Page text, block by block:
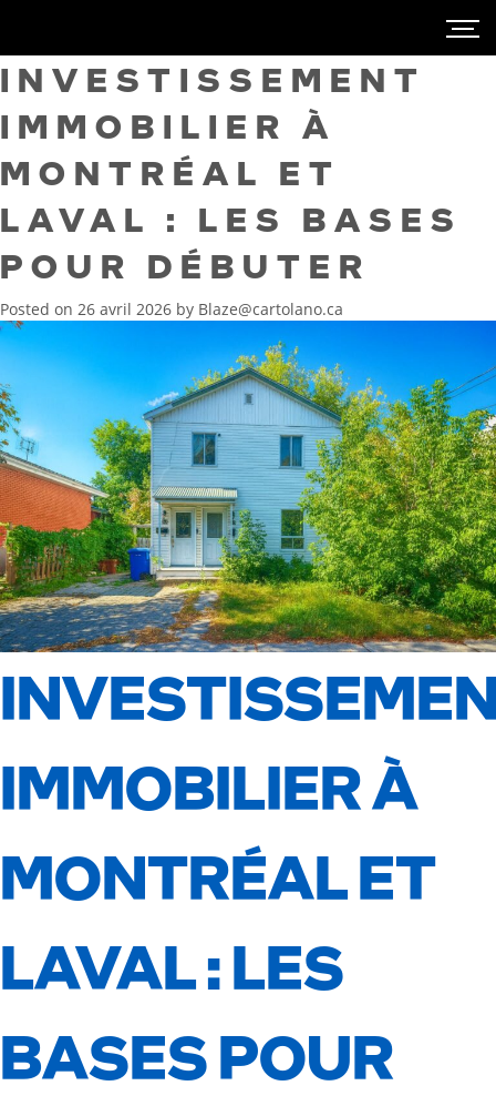
INVESTISSEMENT
IMMOBILIER À
MONTRÉAL ET
LAVAL : LES BASES
POUR DÉBUTER
Posted on 26 avril 2026 by Blaze@cartolano.ca
IMMOBILIER À
MONTRÉAL ET
LAVAL : LES
BASES POUR